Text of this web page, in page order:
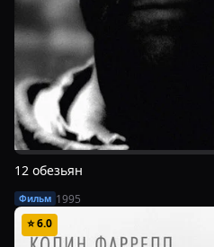
12 обезьян
Фильм 1995
⭐6.0